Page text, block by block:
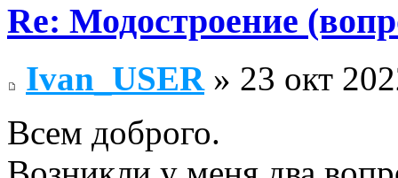
Re: Модостроение
Ivan_USER» 23 окт
Всем доброго.